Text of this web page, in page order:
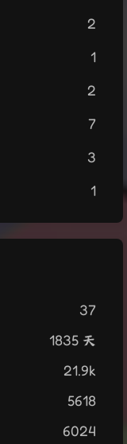
2
1
2
7
3
1
37
1835 天
21.9k
5618
6024